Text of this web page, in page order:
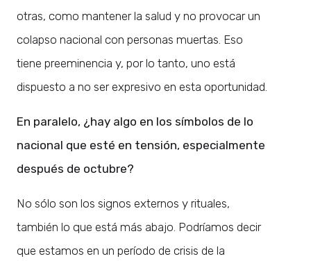
otras, como mantener la salud y no provocar un
colapso nacional con personas muertas. Eso
tiene preeminencia y, por lo tanto, uno está
dispuesto a no ser expresivo en esta oportunidad.
En paralelo, ¿hay algo en los símbolos de lo
nacional que esté en tensión, especialmente
después de octubre?
No sólo son los signos externos y rituales,
también lo que está más abajo. Podríamos decir
que estamos en un período de crisis de la